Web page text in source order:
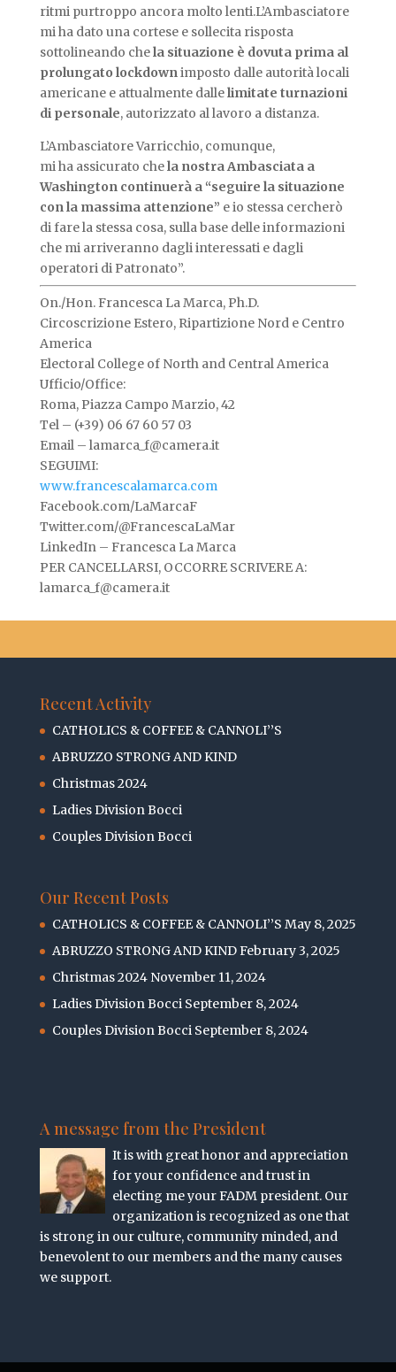
ritmi purtroppo ancora molto lenti.L’Ambasciatore
mi ha dato una cortese e sollecita risposta
sottolineando chela situazione è dovuta prima al
prolungato lockdownimposto dalle autorità locali
americane e attualmente dallelimitate turnazioni
di personale, autorizzato al lavoro a distanza.
L’Ambasciatore Varricchio, comunque,
mi ha assicurato chela nostra Ambasciata a
Washington continuerà a “seguire la situazione
con la massima attenzione” e io stessa cercherò
di fare la stessa cosa, sulla base delle informazioni
che mi arriveranno dagli interessati e dagli
operatori di Patronato”.
On./Hon. Francesca La Marca, Ph.D.
Circoscrizione Estero, Ripartizione Nord e Centro
America
Electoral College of North and Central America
Ufficio/Office:
Roma, Piazza Campo Marzio, 42
Tel – (+39) 06 67 60 57 03
Email – lamarca_f@camera.it
SEGUIMI:
www.francescalamarca.com
Facebook.com/LaMarcaF
Twitter.com/@FrancescaLaMar
LinkedIn – Francesca La Marca
PER CANCELLARSI, OCCORRE SCRIVERE A:
lamarca_f@camera.it
Recent Activity
CATHOLICS & COFFEE & CANNOLI’’S
ABRUZZO STRONG AND KIND
Christmas 2024
Ladies Division Bocci
Couples Division Bocci
Our Recent Posts
CATHOLICS & COFFEE & CANNOLI’’S May 8, 2025
ABRUZZO STRONG AND KINDFebruary 3, 2025
Christmas 2024 November 11, 2024
Ladies Division Bocci September 8, 2024
Couples Division Bocci September 8, 2024
A message from the President
It is with great honor and appreciation
for your confidence and trust in
electing me your FADM president. Our
organization is recognized as one that
is strong in our culture, community minded, and
benevolent to our members and the many causes
we support.